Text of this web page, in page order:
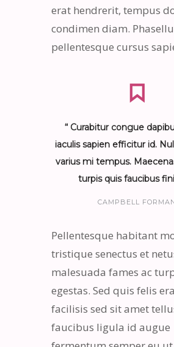
erat hendrerit, tempus
condimen diam.
pellentesque cursus
“ Curabitur congue
iaculis sapien efficitur id.
varius mi tempus.
turpis quis faucibus
CAMPBELL
Pellentesque habitant
tristique senectus et
malesuada fames ac
egestas. Sed quis felis
facilisis sed sit amet
faucibus ligula id augue